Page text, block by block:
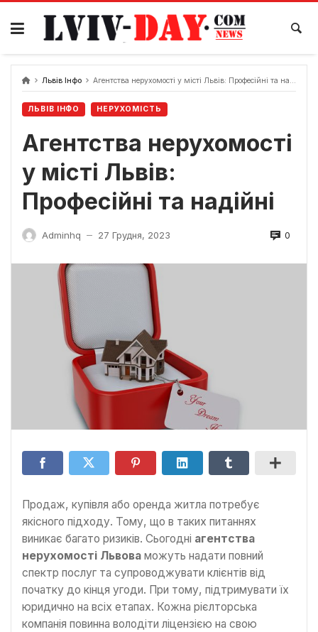
Skip
content
Львів Інфо Агентства нерухомості у місті Львів: Професійні та надійні
ЛЬВІВ ІНФО НЕРУХОМІСТЬ
Агентства нерухомості
у місті Львів:
Професійні та надійні
Adminhq — 27 Грудня, 2023 0
Продаж, купівля або оренда житла потребує
якісного підходу. Тому, що в таких питаннях
виникає багато ризиків. Сьогодні агентства
нерухомості Львова можуть надати повний
спектр послуг та супроводжувати клієнтів від
початку до кінця угоди. При тому, підтримувати їх
юридично на всіх етапах. Кожна рієлторська
компанія повинна володіти ліцензією на свою